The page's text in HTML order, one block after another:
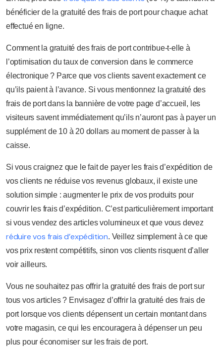
bénéficier de la gratuité des frais de port pour chaque achat
effectué en ligne.
Comment la gratuité des frais de port contribue-t-elle à
l’optimisation du taux de conversion dans le commerce
électronique ? Parce que vos clients savent exactement ce
qu’ils paient à l’avance. Si vous mentionnez la gratuité des
frais de port dans la bannière de votre page d’accueil, les
visiteurs savent immédiatement qu’ils n’auront pas à payer un
supplément de 10 à 20 dollars au moment de passer à la
caisse.
Si vous craignez que le fait de payer les frais d’expédition de
vos clients ne réduise vos revenus globaux, il existe une
solution simple : augmenter le prix de vos produits pour
couvrir les frais d’expédition. C’est particulièrement important
si vous vendez des articles volumineux et que vous devez
réduire vos frais d’expédition. Veillez simplement à ce que
vos prix restent compétitifs, sinon vos clients risquent d’aller
voir ailleurs.
Vous ne souhaitez pas offrir la gratuité des frais de port sur
tous vos articles ? Envisagez d’offrir la gratuité des frais de
port lorsque vos clients dépensent un certain montant dans
votre magasin, ce qui les encouragera à dépenser un peu
plus pour économiser sur les frais de port.